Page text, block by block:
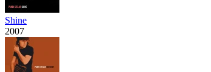
Shine
2007